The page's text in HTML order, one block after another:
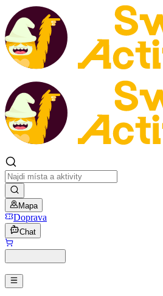
Mapa
Doprava
Chat